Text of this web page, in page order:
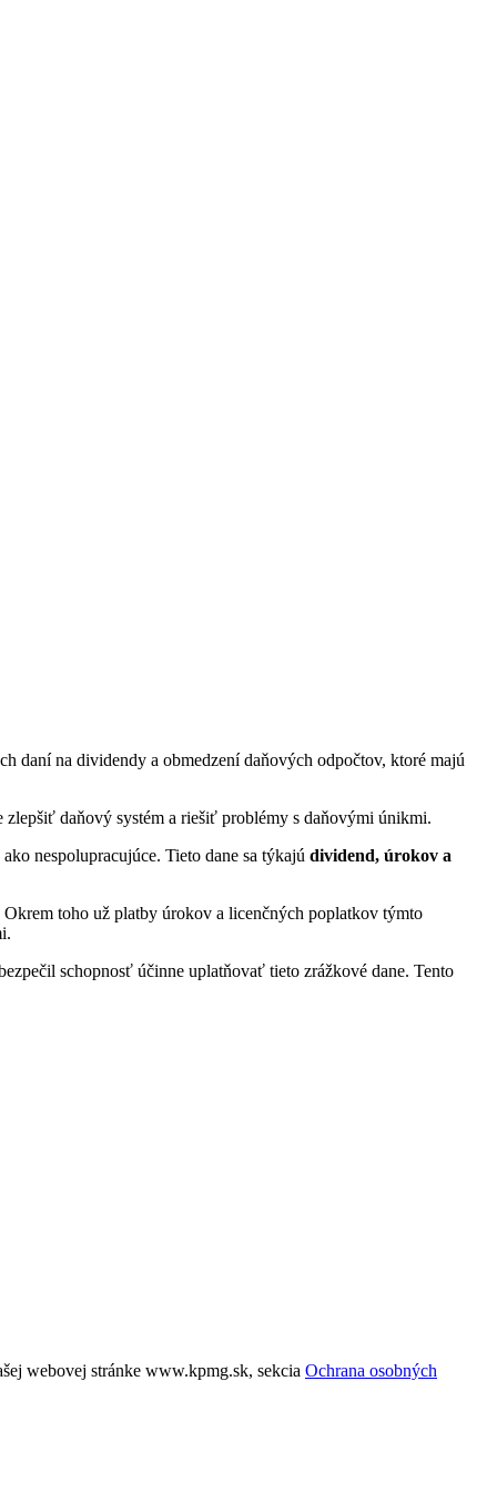
daní na dividendy a obmedzení daňových odpočtov, ktoré majú
daňový systém a riešiť problémy s daňovými únikmi.
nespolupracujúce. Tieto dane sa týkajú dividend, úrokov a
toho už platby úrokov a licenčných poplatkov týmto
schopnosť účinne uplatňovať tieto zrážkové dane. Tento
webovej stránke www.kpmg.sk, sekcia Ochrana osobných